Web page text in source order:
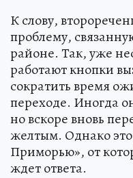
К слову,
проблему,
районе. Так, уже
работают кнопки
сократить время
переходе. Иногда
но вскоре вновь
желтым. Однако
Приморью», от
ждет ответа.